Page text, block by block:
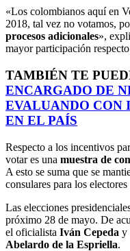
«Los colombianos aquí en
2018, tal vez no votamos,
procesos adicionales»,
mayor participación
TAMBIÉN TE
ENCARGADO DE
EVALUANDO CON
EN EL PAÍS
Respecto a los incentivos
votar es una muestra de
A esto se suma que se
consulares para los
Las elecciones
próximo 28 de mayo. De
el oficialista Iván Cepeda y
Abelardo de la Espriella.